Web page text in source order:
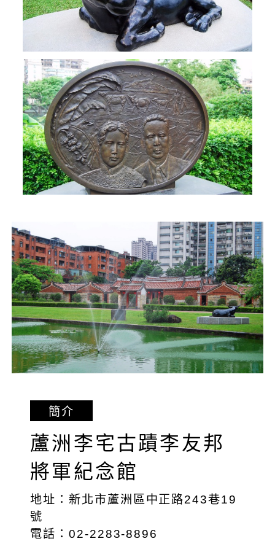
簡介
蘆洲李宅古蹟李友邦
將軍紀念館
地址：新北市蘆洲區中正路243巷19
號
電話：02-2283-8896